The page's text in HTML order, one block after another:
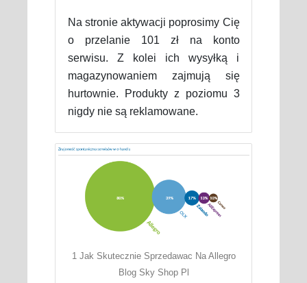
Na stronie aktywacji poprosimy Cię
o przelanie 101 zł na konto
serwisu. Z kolei ich wysyłką i
magazynowaniem zajmują się
hurtownie. Produkty z poziomu 3
nigdy nie są reklamowane.
1 Jak Skutecznie Sprzedawac Na Allegro
Blog Sky Shop Pl